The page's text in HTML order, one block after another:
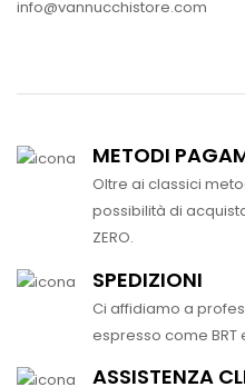
info@vannucchistore.com
METODI
Oltre ai classici
possibilità di
ZERO.
SPEDIZIONI
Ci affidiamo a
espresso come BRT
ASSISTENZA